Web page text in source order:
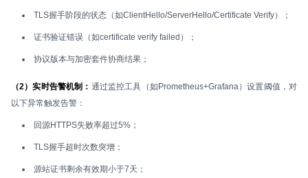
TLS握手阶段的状态（如ClientHello/ServerHello/Certificate Verify）；
证书验证错误（如certificate verify failed）；
协议版本与加密套件协商结果；
（2）实时告警机制： 通过监控工具（如Prometheus+Grafana）设置阈值，对
以下异常触发告警：
回源HTTPS失败率超过5%；
TLS握手超时次数突增；
源站证书剩余有效期小于7天；